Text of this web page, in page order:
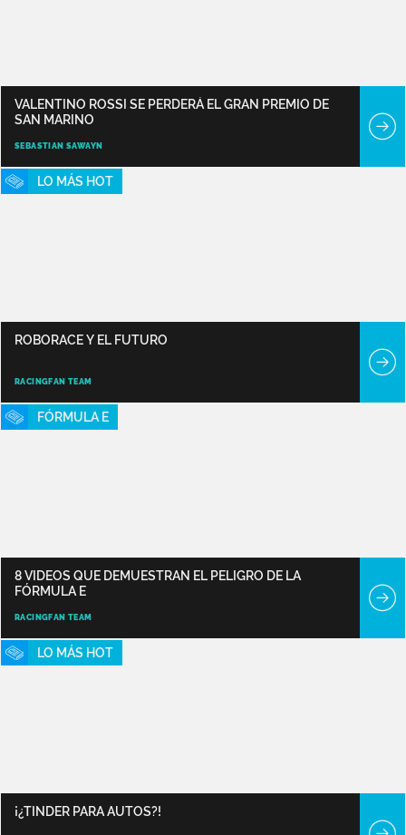
VALENTINO ROSSI SE PERDERÁ EL GRAN PREMIO DE
SAN MARINO
SEBASTIAN SAWAYN
LO MÁS HOT
ROBORACE Y EL FUTURO
RACINGFAN TEAM
FÓRMULA E
8 VIDEOS QUE DEMUESTRAN EL PELIGRO DE LA
FÓRMULA E
RACINGFAN TEAM
LO MÁS HOT
¡¿TINDER PARA AUTOS?!